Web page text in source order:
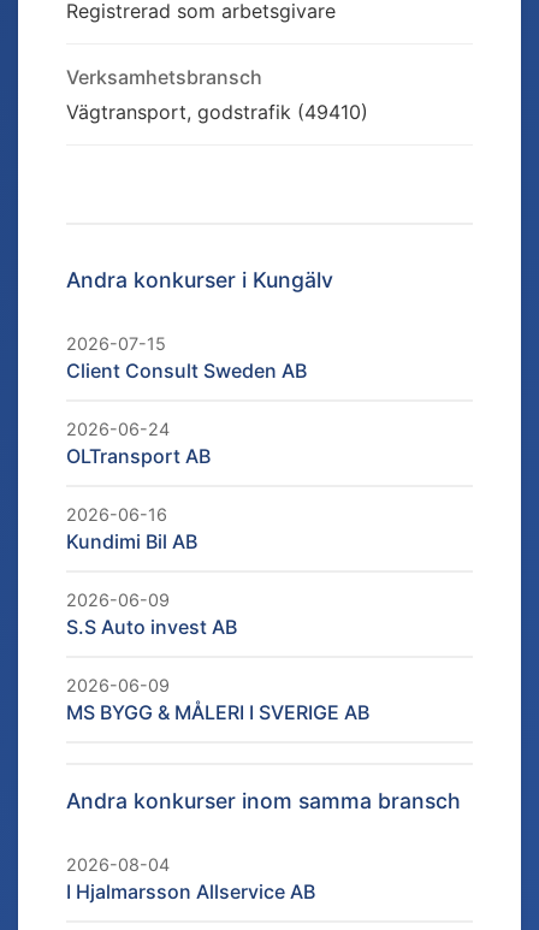
Registrerad som arbetsgivare
Verksamhetsbransch
Vägtransport, godstrafik (49410)
Andra konkurser i Kungälv
2026-07-15
Client Consult Sweden AB
2026-06-24
OLTransport AB
2026-06-16
Kundimi Bil AB
2026-06-09
S.S Auto invest AB
2026-06-09
MS BYGG & MÅLERI I SVERIGE AB
Andra konkurser inom samma bransch
2026-08-04
I Hjalmarsson Allservice AB